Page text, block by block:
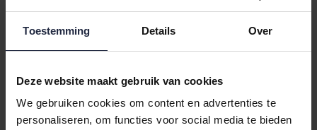
Toestemming Details Over
Deze website maakt gebruik van cookies
We gebruiken cookies om content en advertenties te
personaliseren, om functies voor social media te bieden